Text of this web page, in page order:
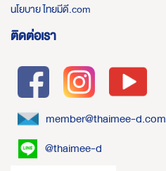
นโยบาย ไทยมีดี.com
ติดต่อเรา
member@thaimee-d.com
@thaimee-d